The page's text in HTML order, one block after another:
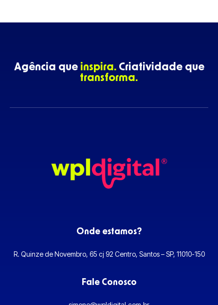
Agência que inspira.Criatividade que
transforma.
Onde estamos?
R. Quinze de Novembro, 65 cj 92 Centro, Santos – SP, 11010-150
Fale Conosco